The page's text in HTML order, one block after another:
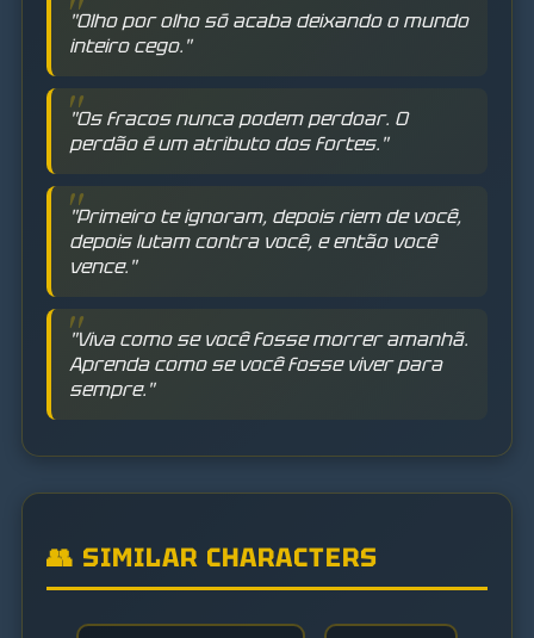
"Olho por olho só acaba deixando o mundo
inteiro cego."
"Os fracos nunca podem perdoar. O
perdão é um atributo dos fortes."
"Primeiro te ignoram, depois riem de você,
depois lutam contra você, e então você
vence."
"Viva como se você fosse morrer amanhã.
Aprenda como se você fosse viver para
sempre."
👥 SIMILAR CHARACTERS